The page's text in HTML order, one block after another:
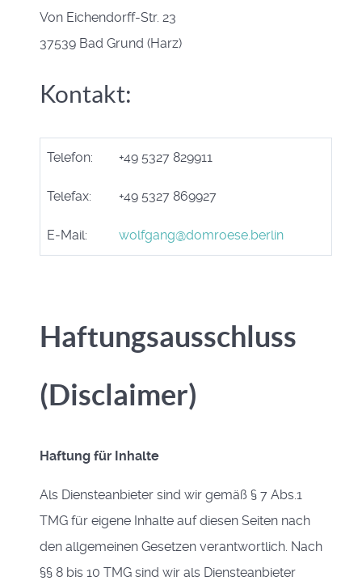
Von Eichendorff-Str. 23
37539 Bad Grund (Harz)
Kontakt:
Telefon: +49 5327 829911
Telefax: +49 5327 869927
E-Mail: wolfgang@domroese.berlin
Haftungsausschluss
(Disclaimer)
Haftung für Inhalte
Als Diensteanbieter sind wir gemäß § 7 Abs.1
TMG für eigene Inhalte auf diesen Seiten nach
den allgemeinen Gesetzen verantwortlich. Nach
§§ 8 bis 10 TMG sind wir als Diensteanbieter